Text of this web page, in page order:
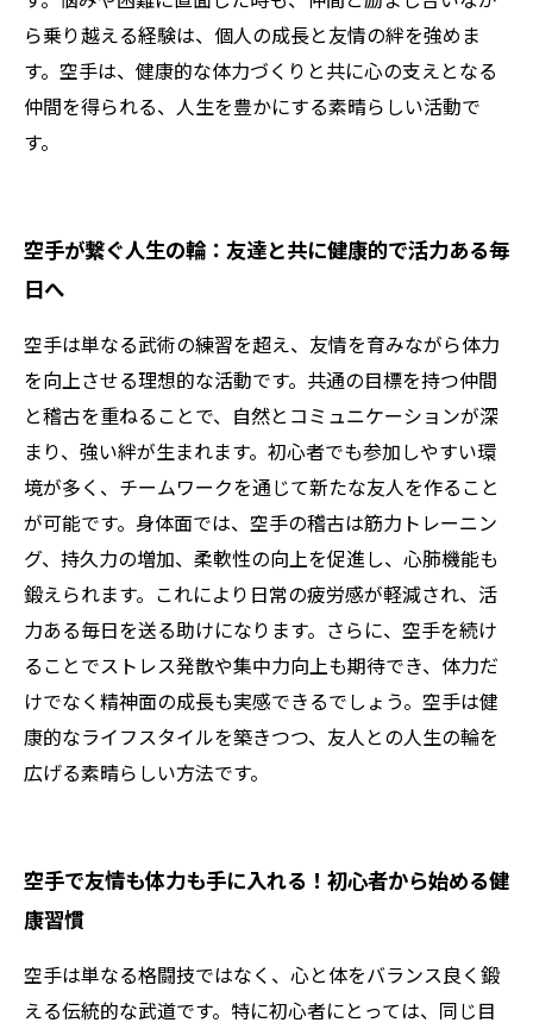
ら乗り越える経験は、個人の成長と友情の絆を強めま
す。空手は、健康的な体力づくりと共に心の支えとなる
仲間を得られる、人生を豊かにする素晴らしい活動で
す。
空手が繋ぐ人生の輪：友達と共に健康的で活力ある毎
日へ
空手は単なる武術の練習を超え、友情を育みながら体力
を向上させる理想的な活動です。共通の目標を持つ仲間
と稽古を重ねることで、自然とコミュニケーションが深
まり、強い絆が生まれます。初心者でも参加しやすい環
境が多く、チームワークを通じて新たな友人を作ること
が可能です。身体面では、空手の稽古は筋力トレーニン
グ、持久力の増加、柔軟性の向上を促進し、心肺機能も
鍛えられます。これにより日常の疲労感が軽減され、活
力ある毎日を送る助けになります。さらに、空手を続け
ることでストレス発散や集中力向上も期待でき、体力だ
けでなく精神面の成長も実感できるでしょう。空手は健
康的なライフスタイルを築きつつ、友人との人生の輪を
広げる素晴らしい方法です。
空手で友情も体力も手に入れる！初心者から始める健
康習慣
空手は単なる格闘技ではなく、心と体をバランス良く鍛
える伝統的な武道です。特に初心者にとっては、同じ目